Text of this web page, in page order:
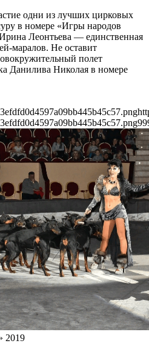
одни из лучших цирковых
в номере «Игры народов
Леонтьева — единственная
маралов. Не оставит
полет
Данилива Николая в номере
2019